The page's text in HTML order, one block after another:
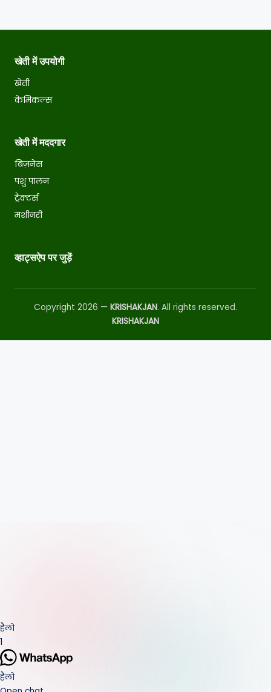
खेती में उपयोगी
खेती
केमिकल्स
खेती में मददगार
बिज़नेस
पशु पालन
ट्रैक्टर्स
मशीनरी
व्हाट्सऐप पर जुड़ें
Copyright 2026 — KRISHAKJAN. All rights reserved.
KRISHAKJAN
हैलो
1
हैलो